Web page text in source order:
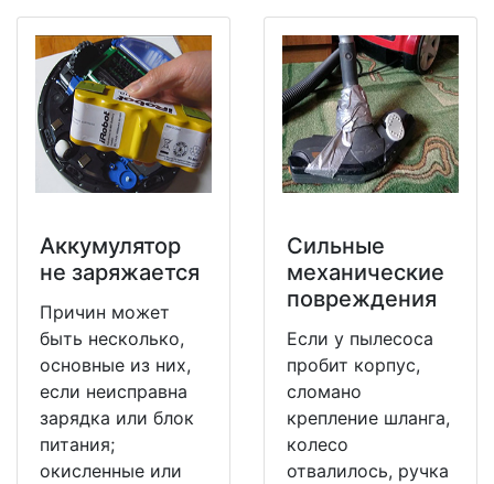
Аккумулятор
не заряжается
Причин может
быть несколько,
основные из них,
если неисправна
зарядка или блок
питания;
окисленные или
Сильные
механические
повреждения
Если у пылесоса
пробит корпус,
сломано
крепление шланга,
колесо
отвалилось, ручка